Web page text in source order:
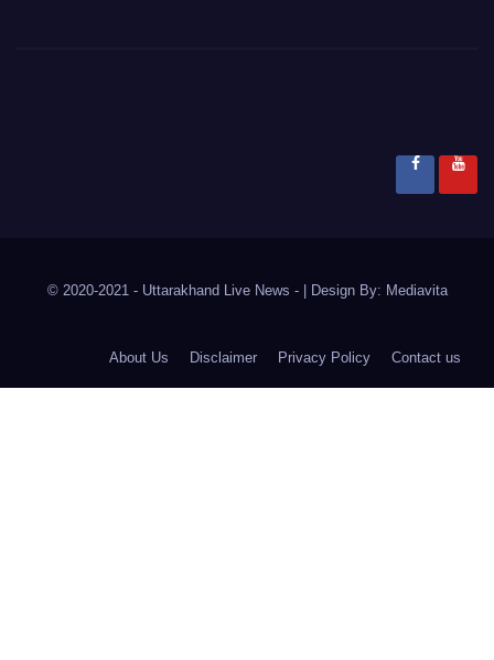
© 2020-2021 - Uttarakhand Live News - Design By: Mediavita
About Us Disclaimer Privacy Policy Contact us